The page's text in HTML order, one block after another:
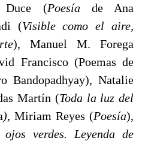
Duce (Poesía de Ana
(Visible como el aire,
), Manuel M. Forega
Francisco (Poemas de
Bandopadhyay), Natalie
Martín (Toda la luz del
), Miriam Reyes (Poesía),
ojos verdes. Leyenda de